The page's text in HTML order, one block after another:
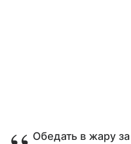
Обедать в жару